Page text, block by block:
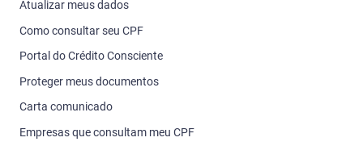
Atualizar meus dados
Como consultar seu CPF
Portal do Crédito Consciente
Proteger meus documentos
Carta comunicado
Empresas que consultam meu CPF